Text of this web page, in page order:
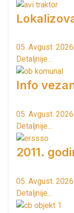
05. Avgust. 2026.
Detaljnije...
Info
05. Avgust. 2026.
Detaljnije...
2011.
05. Avgust. 2026.
Detaljnije...